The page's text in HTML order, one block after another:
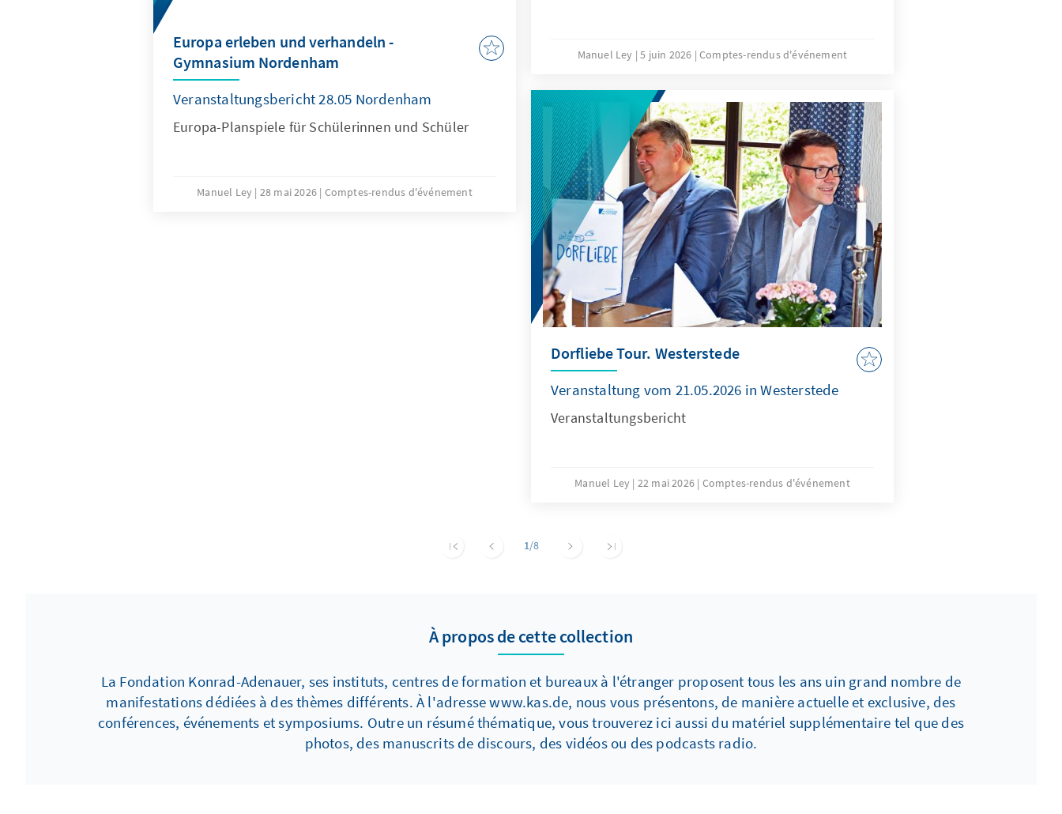
Manuel Ley 5 juin 2026 Comptes-rendus d'événement
Europa erleben und verhandeln -
Gymnasium Nordenham
Veranstaltungsbericht 28.05 Nordenham
Europa-Planspiele für Schülerinnen und Schüler
Manuel Ley 28 mai 2026 Comptes-rendus d'événement
Dorfliebe Tour. Westerstede
Veranstaltung vom 21.05.2026 in Westerstede
Veranstaltungsbericht
Manuel Ley 22 mai 2026 Comptes-rendus d'événement
1/8
À propos de cette collection
La Fondation Konrad-Adenauer, ses instituts, centres de formation et bureaux à l'étranger proposent tous les ans uin grand nombre de
manifestations dédiées à des thèmes différents. À l'adresse www.kas.de, nous vous présentons, de manière actuelle et exclusive, des
conférences, événements et symposiums. Outre un résumé thématique, vous trouverez ici aussi du matériel supplémentaire tel que des
photos, des manuscrits de discours, des vidéos ou des podcasts radio.